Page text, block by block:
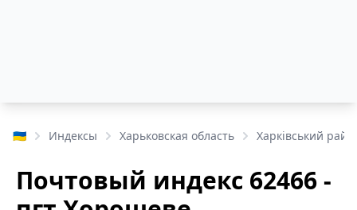
🇺🇦 Индексы Харьковская область Харківський
Почтовый индекс 62466 -